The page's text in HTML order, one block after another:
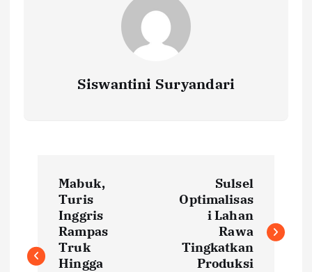
Siswantini Suryandari
s
Mabuk,
Turis
Inggris
Rampas
Truk
Hingga
Sulsel
Optimalisas
i Lahan
Rawa
Tingkatkan
Produksi